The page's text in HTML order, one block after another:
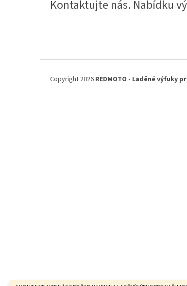
Kontaktujte nás. Nabídku
Copyright 2026 REDMOTO - Laděné výfuky